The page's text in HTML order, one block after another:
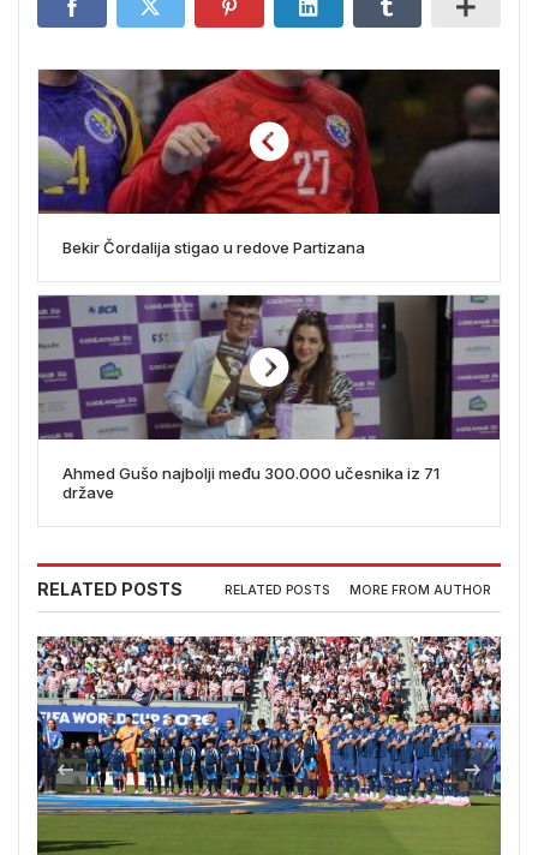
Bekir Čordalija stigao u redove Partizana
Ahmed Gušo najbolji među 300.000 učesnika iz 71
države
RELATED POSTS RELATED POSTS MORE FROM AUTHOR